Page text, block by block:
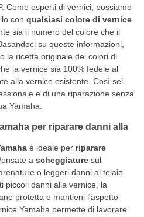
Come esperti di vernici, possiamo
con qualsiasi colore di vernice
sia il numero del colore che il
su queste informazioni,
la ricetta originale dei colori di
la vernice sia 100% fedele al
alla vernice esistente. Così sei
e di una riparazione senza
Yamaha.
per riparare danni alla
è ideale per riparare
a scheggiature sul
o leggeri danni al telaio.
piccoli danni alla vernice, la
protetta e mantieni l'aspetto
Yamaha permette di lavorare